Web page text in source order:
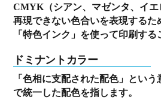
CMYK（シアン、マゼンタ、イ
再現できない色合いを表現するた
「特色インク」を使って印刷する
ドミナントカラー
「色相に支配された配色」とい
で統一した配色を指します。